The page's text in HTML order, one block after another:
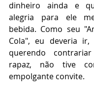
dinheiro ainda e
alegria para ele
bebida. Como seu
Cola", eu deveria ir,
querendo
rapaz, não tive
empolgante convite.